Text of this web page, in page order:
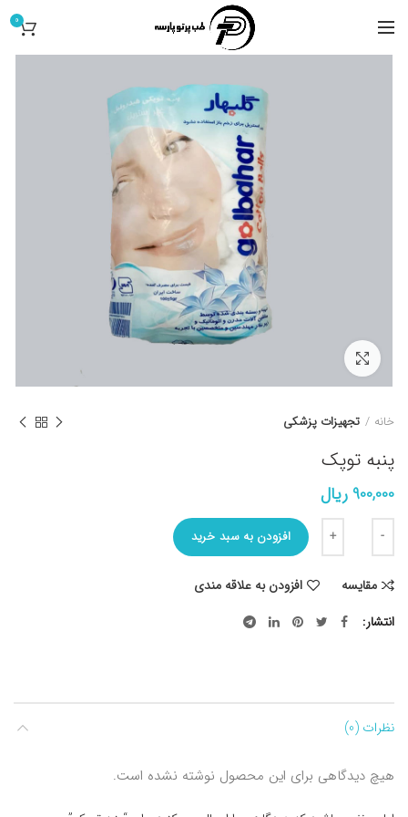
0
خانه تجهیزات پزشکی
پنبه توپک
900,000 ریال
افزودن به سبد خرید
مقایسه
افزودن به علاقه مندی
انتشار
نظرات (0)
هیچ دیدگاهی برای این محصول نوشته نشده است.